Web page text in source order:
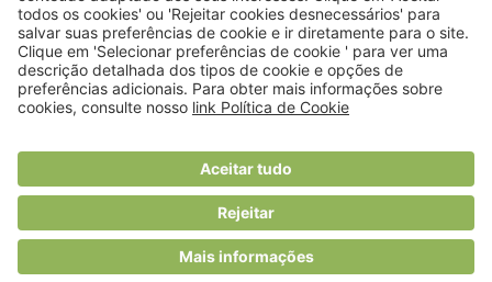
© 2018 Viver Saudável
O portal dos profissionais de nutrição
Created byRHP Consulting